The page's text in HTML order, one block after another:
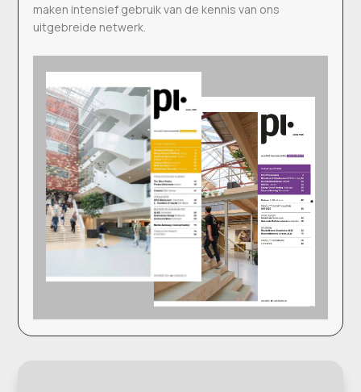
maken intensief gebruik van de kennis van ons
uitgebreide netwerk.